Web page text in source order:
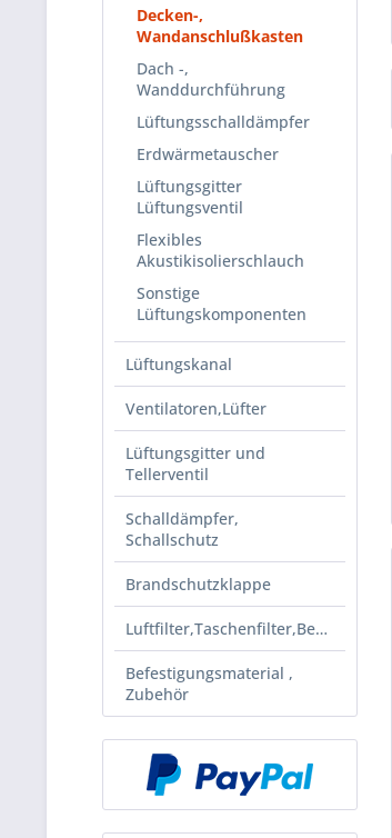
Decken-,
Wandanschlußkasten
Dach -,
Wanddurchführung
Lüftungsschalldämpfer
Erdwärmetauscher
Lüftungsgitter
Lüftungsventil
Flexibles
Akustikisolierschlauch
Sonstige
Lüftungskomponenten
Lüftungskanal
Ventilatoren,Lüfter
Lüftungsgitter und
Tellerventil
Schalldämpfer,
Schallschutz
Brandschutzklappe
Luftfilter,Taschenfilter,Beutelf
Befestigungsmaterial ,
Zubehör